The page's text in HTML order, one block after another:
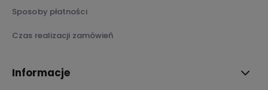
Sposoby płatności
Czas realizacji zamówień
Informacje